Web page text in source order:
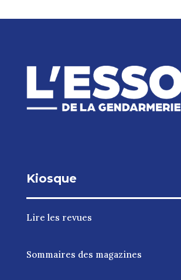
Kiosque
Lire les revues
Sommaires des magazines